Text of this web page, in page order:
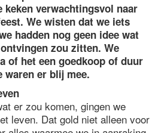
keken verwachtingsvol naar
We wisten dat we iets
hadden nog geen idee wat
zou zitten. We
of het een goedkoop of duur
waren er blij mee.
er zou komen, gingen we
leven. Dat gold niet alleen voor